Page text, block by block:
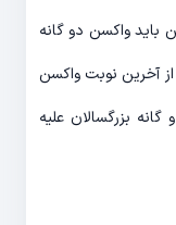
سن باید واکسن دو گانه
آخرین نوبت واکسن
بزرگسالان علیه